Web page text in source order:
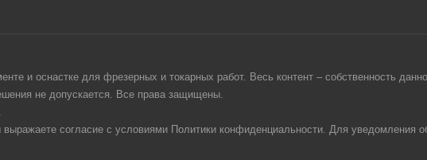
и оснастке для фрезерных и токарных работ. Весь контент – собственность
не допускается. Все права защищены.
согласие с условиями Политики конфиденциальности. Для уведомления